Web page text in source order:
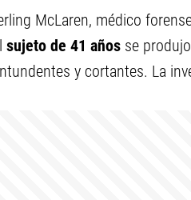
McLaren, médico
sujeto de 41 años se
y cortantes. La